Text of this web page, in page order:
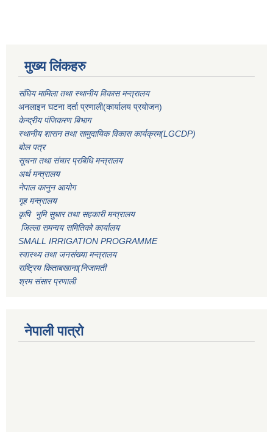
मुख्य लिंकहरु
संघिय मामिला तथा स्थानीय विकास मन्त्रालय
अनलाइन घटना दर्ता प्रणाली(कार्यालय प्रयोजन)
केन्द्रीय पंजिकरण बिभाग
स्थानीय शासन तथा सामुदायिक विकास कार्यक्रम(LGCDP)
बोल पत्र
सूचना तथा संचार प्रबिधि मन्त्रालय
अर्थ मन्त्रालय
नेपाल कानुन आयोग
गृह मन्त्रालय
कृषि भुमि सुधार तथा सहकारी मन्त्रालय
जिल्ला समन्वय समितिको कार्यालय
SMALL IRRIGATION PROGRAMME
स्वास्थ्य तथा जनसंख्या मन्त्रालय
राष्ट्रिय किताबखाना(निजामती
श्रम संसार प्रणाली
नेपाली पात्रो